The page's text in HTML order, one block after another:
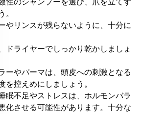
性のシャンプーを選び、爪を立てず
。
やリンスが残らないように、十分に
ドライヤーでしっかり乾かしましょ
ーやパーマは、頭皮への刺激となる
を控えめにしましょう。
眠不足やストレスは、ホルモンバラ
化させる可能性があります。十分な